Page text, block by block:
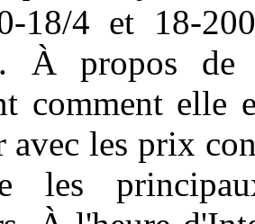
18/4 et 18-
À propos
comment elle
les prix
les